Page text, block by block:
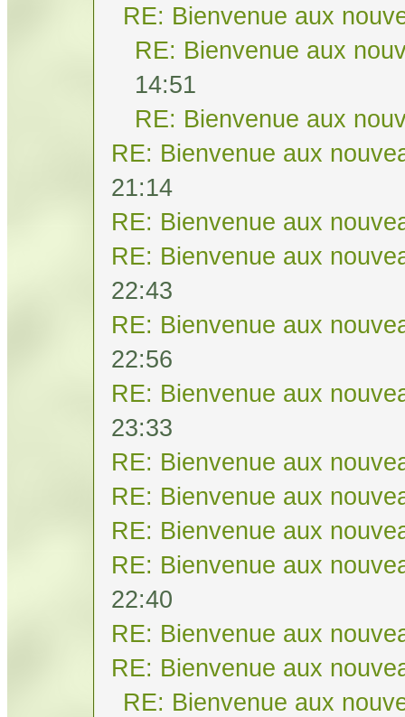
RE: Bienvenue aux
RE: Bienvenue aux
14:51
RE: Bienvenue aux
RE: Bienvenue aux
21:14
RE: Bienvenue aux
RE: Bienvenue aux
22:43
RE: Bienvenue aux
22:56
RE: Bienvenue aux
23:33
RE: Bienvenue aux
RE: Bienvenue aux
RE: Bienvenue aux
RE: Bienvenue aux
22:40
RE: Bienvenue aux
RE: Bienvenue aux
RE: Bienvenue aux